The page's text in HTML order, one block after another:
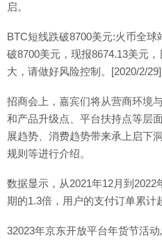
启。
BTC短线跌破8700美元:火币全
破8700美元，现报8674.13美元
大，请做好风险控制。[2020/2/29]
招商会上，嘉宾们将从营商环境
和产品升级点、平台扶持点等层
展趋势、消费趋势带来承上启下
规则等进行介绍。
数据显示，从2021年12月到
期的1.3倍，用户的支付订单累计
32023年京东开放平台年货节活